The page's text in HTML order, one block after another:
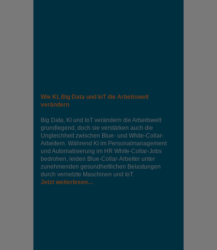
Wie KI, Big Data und IoT die Arbeitswelt
verändern
Big Data, KI und IoT verändern die Arbeitswelt
grundlegend, doch sie verstärken auch die
Ungleichheit zwischen Blue- und White-Collar-
Arbeitern. Während KI im Personalmanagement
und Automatisierung im HR White-Collar-Jobs
bedrohen, leiden Blue-Collar-Arbeiter unter
zunehmenden gesundheitlichen Belastungen
durch vernetzte Maschinen und IoT.
Jetzt weiterlesen…